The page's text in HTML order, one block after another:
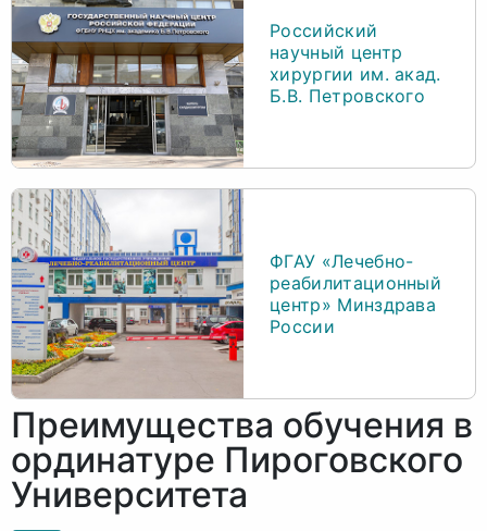
Российский
научный центр
хирургии им. акад.
Б.В. Петровского
ФГАУ «Лечебно-
реабилитационный
центр» Минздрава
России
Преимущества обучения в
ординатуре Пироговского
Университета